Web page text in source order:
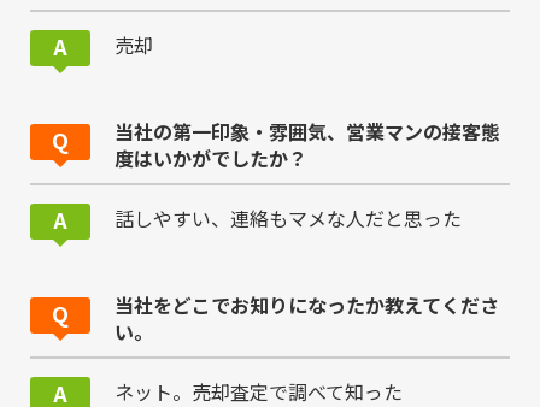
売却
当社の第一印象・雰囲気、営業マンの接客態
度はいかがでしたか？
話しやすい、連絡もマメな人だと思った
当社をどこでお知りになったか教えてくださ
い。
ネット。売却査定で調べて知った